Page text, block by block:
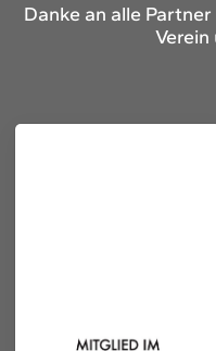
Danke an alle